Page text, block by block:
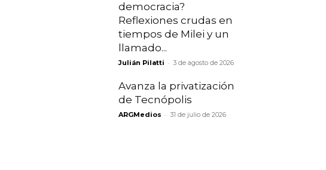
democracia?
Reflexiones crudas en
tiempos de Milei y un
llamado...
Julián Pilatti - 3 de agosto de 2026
Avanza la privatización
de Tecnópolis
ARGMedios - 31 de julio de 2026